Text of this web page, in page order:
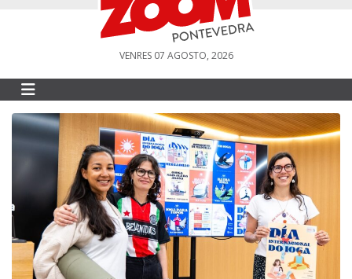
VENRES 07 AGOSTO, 2026